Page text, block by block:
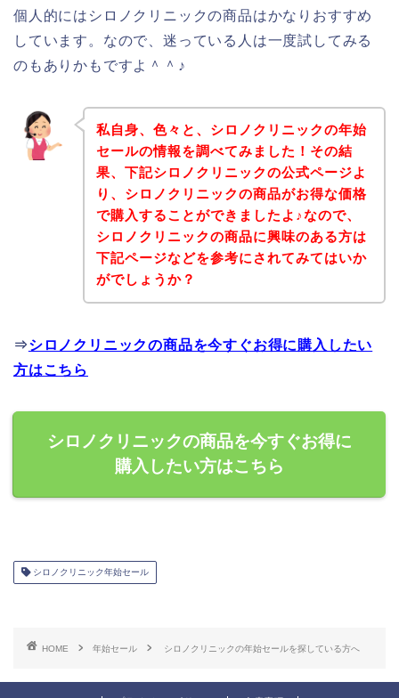
個人的にはシロノクリニックの商品はかなりおすすめ
しています。なので、迷っている人は一度試してみる
のもありかもですよ＾＾♪
私自身、色々と、シロノクリニックの年始
セールの情報を調べてみました！その結
果、下記シロノクリニックの公式ページよ
り、シロノクリニックの商品がお得な価格
で購入することができましたよ♪なので、
シロノクリニックの商品に興味のある方は
下記ページなどを参考にされてみてはいか
がでしょうか？
⇒シロノクリニックの商品を今すぐお得に購入したい
方はこちら
シロノクリニックの商品を今すぐお得に
購入したい方はこちら
シロノクリニック年始セール
HOME 年始セール シロノクリニックの年始セールを探している方へ